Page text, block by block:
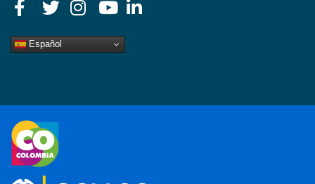
Español